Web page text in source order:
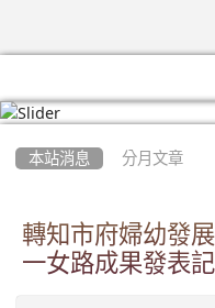
本站消息 分月文章
轉知市府婦幼發
一女路成果發表